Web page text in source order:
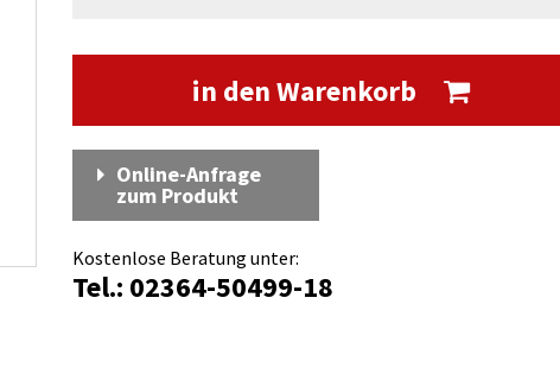
in den Warenkorb
Online-Anfrage
zum Produkt
Kostenlose Beratung unter:
Tel.: 02364-50499-18